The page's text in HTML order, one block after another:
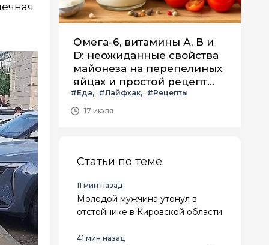
Омега-6, витамины А, В и
D: неожиданные свойства
майонеза на перепелиных
яйцах и простой рецепт
летнего салата с ним
#Еда #Лайфхак
#Рецепты
17 июля
Статьи по теме:
11 мин назад
Молодой мужчина утонул в
отстойнике в Кировской области
41 мин назад